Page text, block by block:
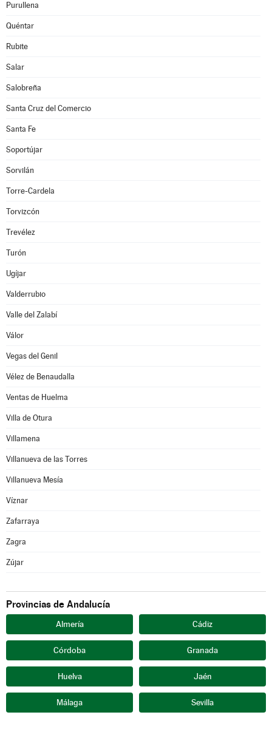
Purullena
Quéntar
Rubite
Salar
Salobreña
Santa Cruz del Comercio
Santa Fe
Soportújar
Sorvilán
Torre-Cardela
Torvizcón
Trevélez
Turón
Ugíjar
Valderrubio
Valle del Zalabí
Válor
Vegas del Genil
Vélez de Benaudalla
Ventas de Huelma
Villa de Otura
Villamena
Villanueva de las Torres
Villanueva Mesía
Víznar
Zafarraya
Zagra
Zújar
Provincias de Andalucía
Almería Cádiz
Córdoba Granada
Huelva Jaén
Málaga Sevilla